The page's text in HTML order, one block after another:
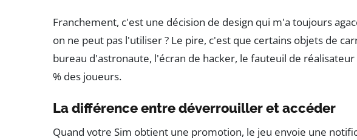
Franchement, c'est une décision de design qui m'a toujours
on ne peut pas l'utiliser ? Le pire, c'est que certains objets de
bureau d'astronaute, l'écran de hacker, le fauteuil de
% des joueurs.
La différence entre déverrouiller et accéder
Quand votre Sim obtient une promotion, le jeu envoie une